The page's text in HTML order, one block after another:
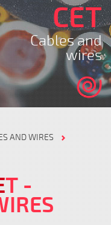
CET
Cables and
wires
AND WIRES
T -